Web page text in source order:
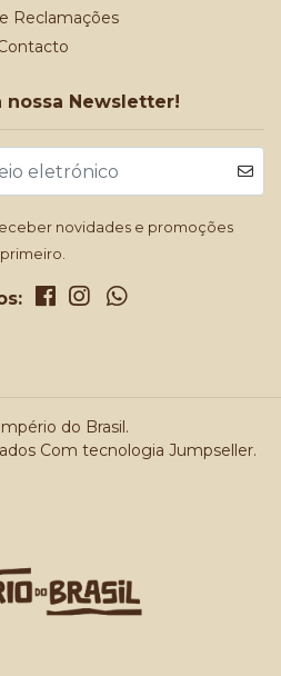
Reclamações
nossa Newsletter!
novidades e promoções
primeiro.
do Brasil.
Com tecnologia Jumpseller.